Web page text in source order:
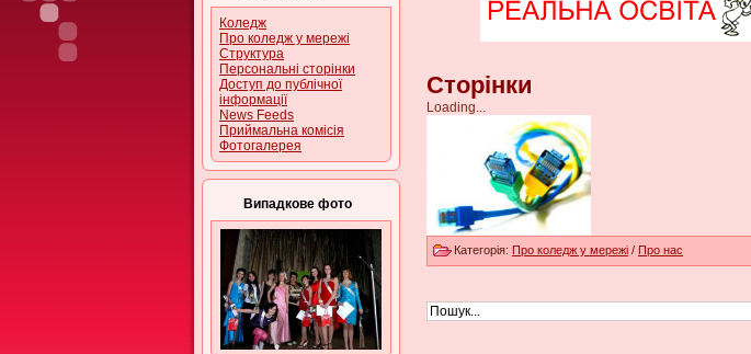
Коледж
Про коледж у мережі
Структура
Персональні сторінки
Доступ до публічної
інформації
News Feeds
Приймальна комісія
Фотогалерея
Випадкове фото
Сторінки
Loading...
Категорія: Про коледж у мережі / Про нас